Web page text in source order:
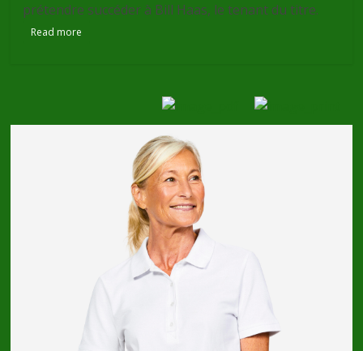
prétendre succéder à Bill Haas, le tenant du titre.
Read more